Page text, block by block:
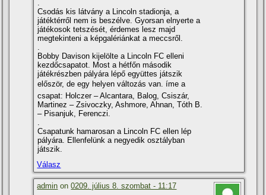
Csodás kis látvány a Lincoln stadionja, a
játéktérről nem is beszélve. Gyorsan elnyerte a
játékosok tetszését, érdemes lesz majd
megtekinteni a képgalériánkat a meccsről.
Bobby Davison kijelölte a Lincoln FC elleni
kezdőcsapatot. Most a hétfőn második
játékrészben pályára lépő együttes játszik
először, de egy helyen változás van. íme a
csapat: Holczer – Alcantara, Balog, Csiszár,
Martinez – Zsivoczky, Ashmore, Ahnan, Tóth B.
– Pisanjuk, Ferenczi.
Csapatunk hamarosan a Lincoln FC ellen lép
pályára. Ellenfelünk a negyedik osztályban
játszik.
Válasz
admin on0209. július 8. szombat - 11:17